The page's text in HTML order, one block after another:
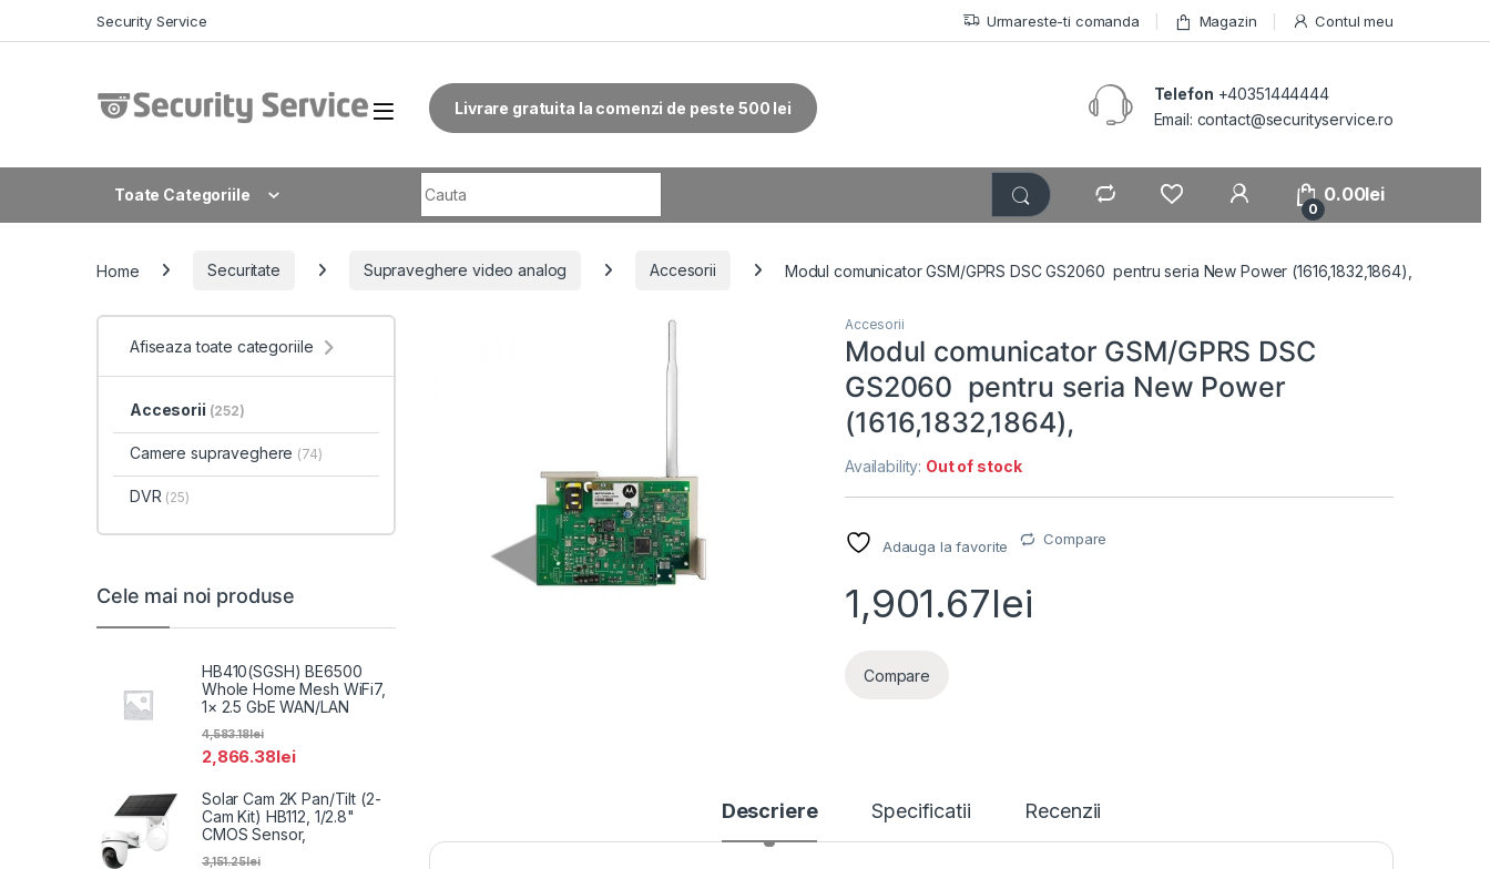
Security Service Urmareste-ti comanda Magazin Contul meu
Livrare gratuita la comenzi de peste 500 lei
Telefon +40351444444
Email: contact@securityservice.ro
Toate Categoriile
0
0.00lei
Home Securitate Supraveghere video analog Accesorii Modul comunicator GSM/GPRS DSC GS2060 pentru seria New Power (1616,1832,1864),
Accesorii
Modul comunicator GSM/GPRS DSC
GS2060 pentru seria New Power
(1616,1832,1864),
Availability: Out of stock
Adauga la favorite Compare
1,901.67lei
Compare
Descriere Specificatii Recenzii
Afiseaza toate categoriile
Accesorii (252)
Camere supraveghere (74)
DVR (25)
Cele mai noi produse
HB410(SGSH) BE6500
Whole Home Mesh WiFi7,
1× 2.5 GbE WAN/LAN
2,866.38lei
4,583.18lei
Solar Cam 2K Pan/Tilt (2-
Cam Kit) HB112, 1/2.8"
CMOS Sensor,
3,151.25lei